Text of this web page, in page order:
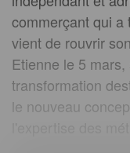
commerçant qui a
vient de rouvrir
Etienne le 5
transformation
le nouveau